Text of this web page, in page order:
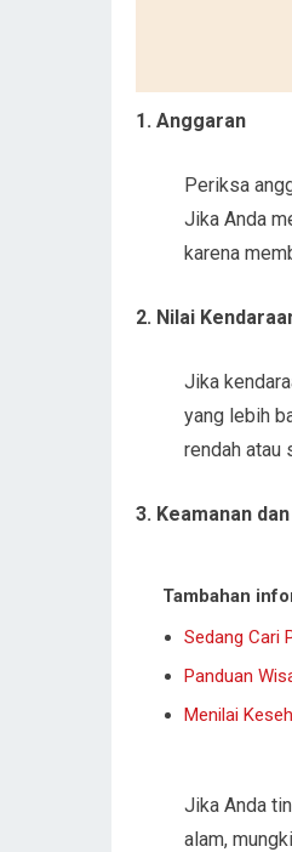
1. Anggaran
Periksa
Jika Anda
karena
2. Nilai
Jika
yang lebih
rendah atau
3. Keamanan
Tambahan
Sedang Cari
Panduan
Menilai
Jika Anda
alam,